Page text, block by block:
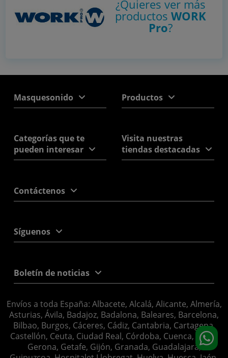
¿Quieres ver más
productos WORK
Pro?
Masquesonido Productos
Categorías que te
pueden interesar
Visita nuestras
tiendas destacadas
Contáctenos
Síguenos
Boletín de noticias
Envíos a toda España: Albacete, Alcalá, Alicante, Almería,
Asturias, Ávila, Badajoz, Badalona, Baleares, Barcelona,
Bilbao, Burgos, Cáceres, Cádiz, Cantabria, Cartagena,
Castellón, Ceuta, Ciudad Real, Córdoba, Cuenca, Elche,
Gerona, Getafe, Gijón, Granada, Guadalajara,